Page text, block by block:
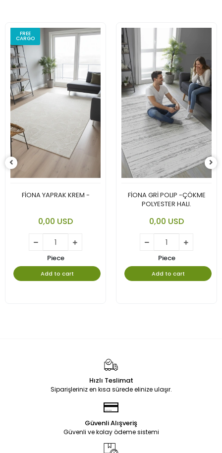
FREE
CARGO
FİONA YAPRAK KREM -
0,00 USD
Piece
Add to cart
FİONA GRİ POLIP -ÇÖKME
POLYESTER HALI.
0,00 USD
Piece
Add to cart
Hızlı Teslimat
Siparişleriniz en kısa sürede elinize ulaşır.
Güvenli Alışveriş
Güvenli ve kolay ödeme sistemi